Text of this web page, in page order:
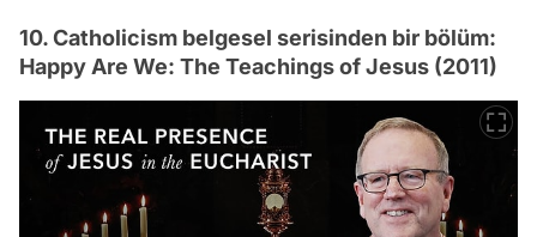
10. Catholicism belgesel serisinden bir bölüm:
Happy Are We: The Teachings of Jesus (2011)